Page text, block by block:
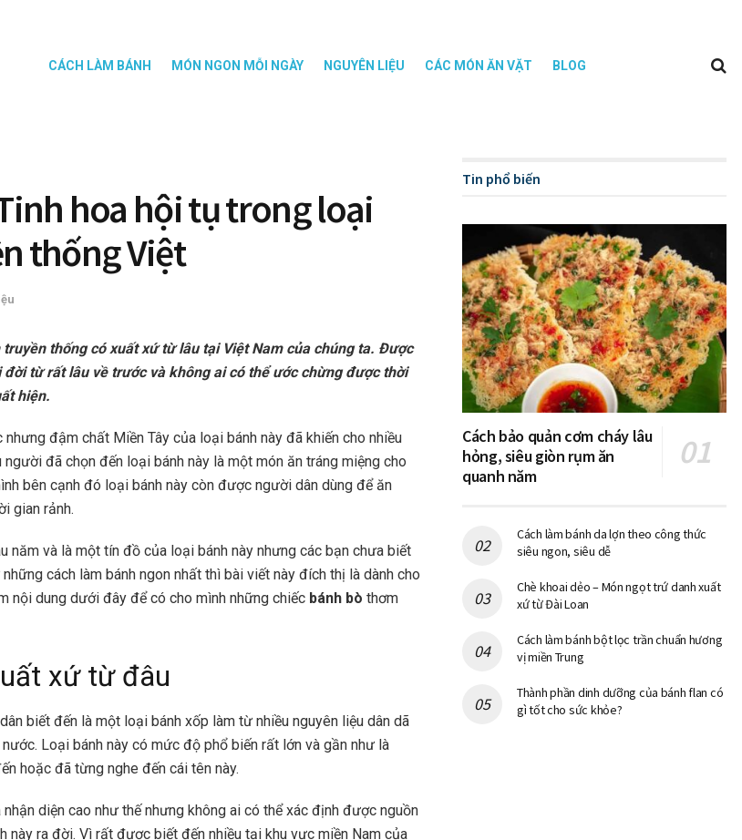
CÁCH LÀM BÁNH MÓN NGON MỖI NGÀY NGUYÊN LIỆU CÁC MÓN ĂN VẶT BLOG
hoa hội tụ trong loại
thống Việt
thống có xuất xứ từ lâu tại Việt Nam của chúng ta. Được
đời từ rất lâu về trước và không ai có thể ước chừng được thời
hiện.
đậm chất Miền Tây của loại bánh này đã khiến cho nhiều
đã chọn đến loại bánh này là một món ăn tráng miệng cho
bên cạnh đó loại bánh này còn được người dân dùng để ăn
gian rảnh.
năm và là một tín đồ của loại bánh này nhưng các bạn chưa biết
cách làm bánh ngon nhất thì bài viết này đích thị là dành cho
nội dung dưới đây để có cho mình những chiếc bánh bò thơm
xứ từ đâu
biết đến là một loại bánh xốp làm từ nhiều nguyên liệu dân dã
Loại bánh này có mức độ phổ biến rất lớn và gần như là
hoặc đã từng nghe đến cái tên này.
diện cao như thế nhưng không ai có thể xác định được nguồn
này ra đời. Vì rất được biết đến nhiều tại khu vực miền Nam của
Tin phổ biến
Cách bảo quản cơm cháy lâu
hỏng, siêu giòn rụm ăn
quanh năm
Cách làm bánh da lợn theo công thức
siêu ngon, siêu dễ
Chè khoai dẻo – Món ngọt trứ danh xuất
xứ từ Đài Loan
Cách làm bánh bột lọc trần chuẩn hương
vị miền Trung
Thành phần dinh dưỡng của bánh flan có
gì tốt cho sức khỏe?